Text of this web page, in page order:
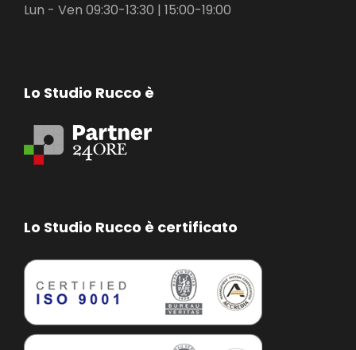
Lun - Ven 09:30-13:30 | 15:00-19:00
Lo Studio Rucco è
Lo Studio Rucco è certificato